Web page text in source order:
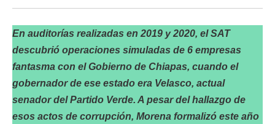
En auditorías realizadas en 2019 y 2020, el SAT
descubrió operaciones simuladas de 6 empresas
fantasma con el Gobierno de Chiapas, cuando el
gobernador de ese estado era Velasco, actual
senador del Partido Verde. A pesar del hallazgo de
esos actos de corrupción, Morena formalizó este año